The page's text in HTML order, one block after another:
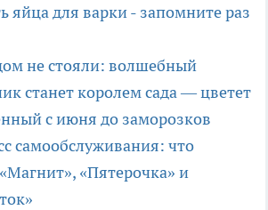
яйца для варки - запомните раз
не стояли: волшебный
станет королем сада — цветет
с июня до заморозков
самообслуживания: что
«Пятерочка» и